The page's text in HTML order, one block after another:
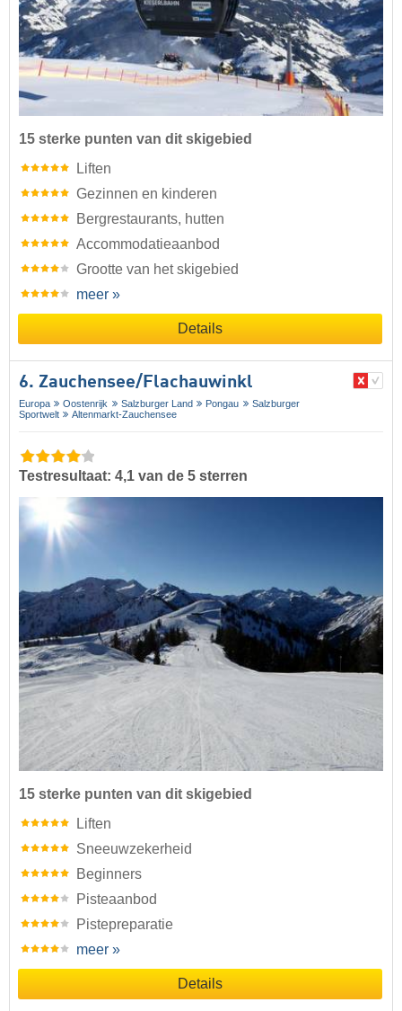
15 sterke punten van dit skigebied
Liften
Gezinnen en kinderen
Bergrestaurants, hutten
Accommodatieaanbod
Grootte van het skigebied
meer »
Details
6. Zauchensee/​Flachauwinkl
Europa Oostenrijk Salzburger Land Pongau
Salzburger
Sportwelt
Altenmarkt-Zauchensee
Testresultaat: 4,1 van de 5 sterren
15 sterke punten van dit skigebied
Liften
Sneeuwzekerheid
Beginners
Pisteaanbod
Pistepreparatie
meer »
Details